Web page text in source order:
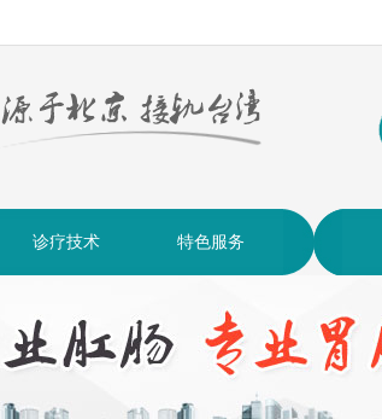
诊疗技术 特色服务